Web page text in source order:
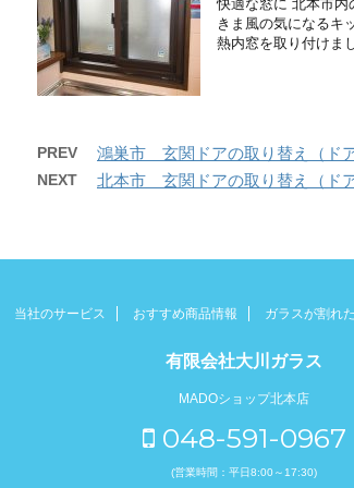
快適な窓に 北本市内
きま風の気になるキ
熱内窓を取り付けま
PREV 鴻巣市 玄関ドアの取り替え（ドア
NEXT 北本市 玄関ドアの取り替え（ドア
当社のサービス おすすめ商品情報 ガラスが割れ
有限会社大川ガラス
MADOショップ北本店
048-591-0967
(営業時間：平日8:00～17:30)